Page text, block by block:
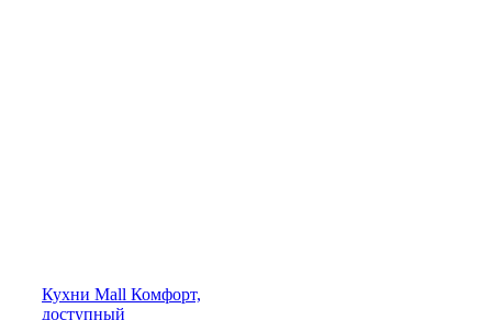
Кухни Mall Комфорт,
доступный